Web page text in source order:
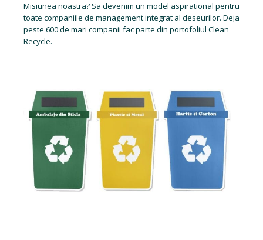
Misiunea noastra? Sa devenim un model aspirational pentru
toate companiile de management integrat al deseurilor. Deja
peste 600 de mari companii fac parte din portofoliul Clean
Recycle.